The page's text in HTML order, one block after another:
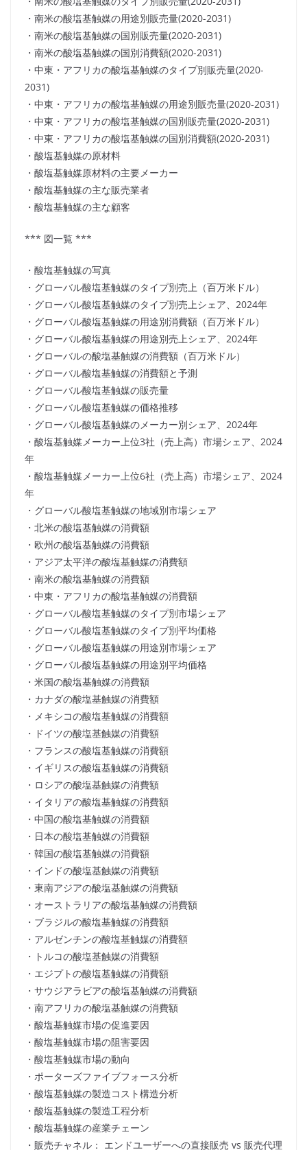
・南米の酸塩基触媒の用途別販売量(2020-2031)
・南米の酸塩基触媒の国別販売量(2020-2031)
・南米の酸塩基触媒の国別消費額(2020-2031)
・中東・アフリカの酸塩基触媒のタイプ別販売量(2020-
2031)
・中東・アフリカの酸塩基触媒の用途別販売量(2020-2031)
・中東・アフリカの酸塩基触媒の国別販売量(2020-2031)
・中東・アフリカの酸塩基触媒の国別消費額(2020-2031)
・酸塩基触媒の原材料
・酸塩基触媒原材料の主要メーカー
・酸塩基触媒の主な販売業者
・酸塩基触媒の主な顧客
*** 図一覧 ***
・酸塩基触媒の写真
・グローバル酸塩基触媒のタイプ別売上（百万米ドル）
・グローバル酸塩基触媒のタイプ別売上シェア、2024年
・グローバル酸塩基触媒の用途別消費額（百万米ドル）
・グローバル酸塩基触媒の用途別売上シェア、2024年
・グローバルの酸塩基触媒の消費額（百万米ドル）
・グローバル酸塩基触媒の消費額と予測
・グローバル酸塩基触媒の販売量
・グローバル酸塩基触媒の価格推移
・グローバル酸塩基触媒のメーカー別シェア、2024年
・酸塩基触媒メーカー上位3社（売上高）市場シェア、2024
年
・酸塩基触媒メーカー上位6社（売上高）市場シェア、2024
年
・グローバル酸塩基触媒の地域別市場シェア
・北米の酸塩基触媒の消費額
・欧州の酸塩基触媒の消費額
・アジア太平洋の酸塩基触媒の消費額
・南米の酸塩基触媒の消費額
・中東・アフリカの酸塩基触媒の消費額
・グローバル酸塩基触媒のタイプ別市場シェア
・グローバル酸塩基触媒のタイプ別平均価格
・グローバル酸塩基触媒の用途別市場シェア
・グローバル酸塩基触媒の用途別平均価格
・米国の酸塩基触媒の消費額
・カナダの酸塩基触媒の消費額
・メキシコの酸塩基触媒の消費額
・ドイツの酸塩基触媒の消費額
・フランスの酸塩基触媒の消費額
・イギリスの酸塩基触媒の消費額
・ロシアの酸塩基触媒の消費額
・イタリアの酸塩基触媒の消費額
・中国の酸塩基触媒の消費額
・日本の酸塩基触媒の消費額
・韓国の酸塩基触媒の消費額
・インドの酸塩基触媒の消費額
・東南アジアの酸塩基触媒の消費額
・オーストラリアの酸塩基触媒の消費額
・ブラジルの酸塩基触媒の消費額
・アルゼンチンの酸塩基触媒の消費額
・トルコの酸塩基触媒の消費額
・エジプトの酸塩基触媒の消費額
・サウジアラビアの酸塩基触媒の消費額
・南アフリカの酸塩基触媒の消費額
・酸塩基触媒市場の促進要因
・酸塩基触媒市場の阻害要因
・酸塩基触媒市場の動向
・ポーターズファイブフォース分析
・酸塩基触媒の製造コスト構造分析
・酸塩基触媒の製造工程分析
・酸塩基触媒の産業チェーン
・販売チャネル： エンドユーザーへの直接販売 vs 販売代理